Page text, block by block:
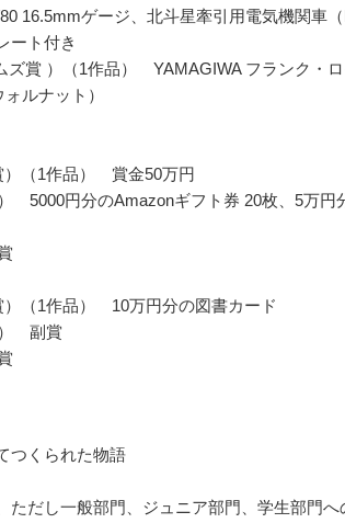
16.5mmゲージ、北斗星牽引用電気機関車（
ート付き
ズ賞 ）（1作品） YAMAGIWA フランク・
ルナット）
）（1作品） 賞金50万円
5000円分のAmazonギフト券 20枚、5万円
）（1作品） 10万円分の図書カード
） 副賞
つくられた物語
ただし一般部門、ジュニア部門、学生部門へ